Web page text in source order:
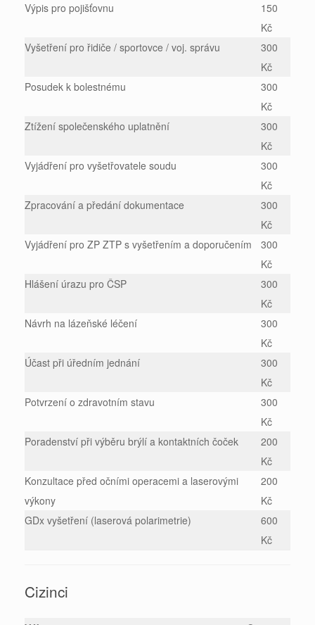
Výpis pro pojišťovnu
150
Kč
Vyšetření pro řidiče / sportovce / voj. správu
300
Kč
Posudek k bolestnému
300
Kč
Ztížení společenského uplatnění
300
Kč
Vyjádření pro vyšetřovatele soudu
300
Kč
Zpracování a předání dokumentace
300
Kč
Vyjádření pro ZP ZTP s vyšetřením a doporučením
300
Kč
Hlášení úrazu pro ČSP
300
Kč
Návrh na lázeňské léčení
300
Kč
Účast při úředním jednání
300
Kč
Potvrzení o zdravotním stavu
300
Kč
Poradenství při výběru brýlí a kontaktních čoček
200
Kč
Konzultace před očními operacemi a laserovými
výkony
200
Kč
GDx vyšetření (laserová polarimetrie)
600
Kč
Cizinci